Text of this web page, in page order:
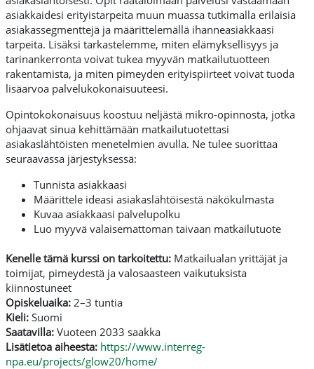
asiakkaidesi erityistarpeita muun muassa tutkimalla erilaisia
asiakassegmenttejä ja määrittelemällä ihanneasiakkaasi
tarpeita. Lisäksi tarkastelemme, miten elämyksellisyys ja
tarinankerronta voivat tukea myyvän matkailutuotteen
rakentamista, ja miten pimeyden erityispiirteet voivat tuoda
lisäarvoa palvelukokonaisuuteesi.
Opintokokonaisuus koostuu neljästä mikro-opinnosta, jotka
ohjaavat sinua kehittämään matkailutuotettasi
asiakaslähtöisten menetelmien avulla. Ne tulee suorittaa
seuraavassa järjestyksessä:
Tunnista asiakkaasi
Määrittele ideasi asiakaslähtöisestä näkökulmasta
Kuvaa asiakkaasi palvelupolku
Luo myyvä valaisemattoman taivaan matkailutuote
Kenelle tämä kurssi on tarkoitettu: Matkailualan yrittäjät ja
toimijat, pimeydestä ja valosaasteen vaikutuksista
kiinnostuneet
Opiskeluaika: 2–3 tuntia
Kieli: Suomi
Saatavilla: Vuoteen 2033 saakka
Lisätietoa aiheesta: https://www.interreg-
npa.eu/projects/glow20/home/